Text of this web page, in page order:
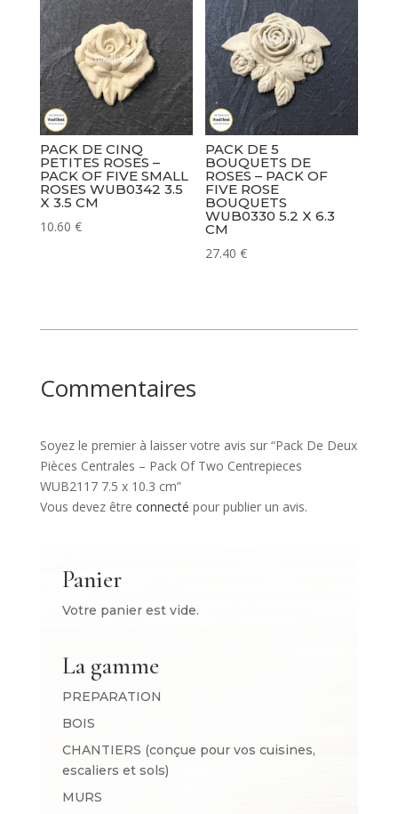
PACK DE CINQ
PETITES ROSES –
PACK OF FIVE SMALL
ROSES WUB0342 3.5
X 3.5 CM
10.60 €
PACK DE 5
BOUQUETS DE
ROSES – PACK OF
FIVE ROSE
BOUQUETS
WUB0330 5.2 X 6.3
CM
27.40€
Commentaires
Soyez le premier à laisser votre avis sur “Pack De Deux
Pièces Centrales – Pack Of Two Centrepieces
WUB2117 7.5 x 10.3 cm”
Vous devez être connecté pour publier un avis.
Panier
Votre panier est vide.
La gamme
PREPARATION
BOIS
CHANTIERS (conçue pour vos cuisines,
escaliers et sols)
MURS